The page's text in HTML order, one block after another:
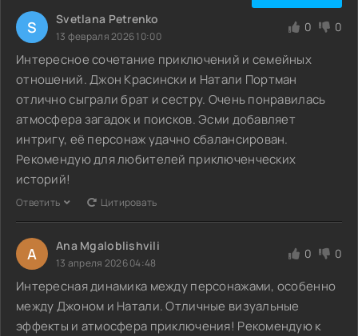
S Svetlana Petrenko
13 февраля 2026 10:00
0 0
Интересное сочетание приключений и семейных
отношений. Джон Красински и Натали Портман
отлично сыграли брат и сестру. Очень понравилась
атмосфера загадок и поисков. Эсми добавляет
интригу, её персонаж удачно сбалансирован.
Рекомендую для любителей приключенческих
историй!
Ответить Цитировать
A Ana Mgaloblishvili
13 апреля 2026 04:48
0 0
Интересная динамика между персонажами, особенно
между Джоном и Натали. Отличные визуальные
эффекты и атмосфера приключения! Рекомендую к